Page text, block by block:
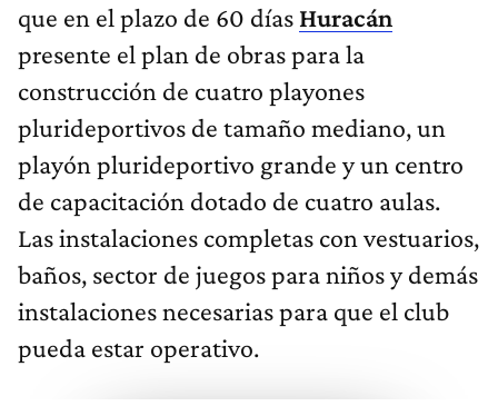
que en el plazo de 60 días Huracán
presente el plan de obras para la
construcción de cuatro playones
plurideportivos de tamaño mediano, un
playón plurideportivo grande y un centro
de capacitación dotado de cuatro aulas.
Las instalaciones completas con vestuarios,
baños, sector de juegos para niños y demás
instalaciones necesarias para que el club
pueda estar operativo.